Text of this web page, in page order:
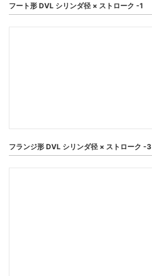
フート形 DVL シリンダ径 × ストローク -1
フランジ形 DVL シリンダ径 × ストローク -3